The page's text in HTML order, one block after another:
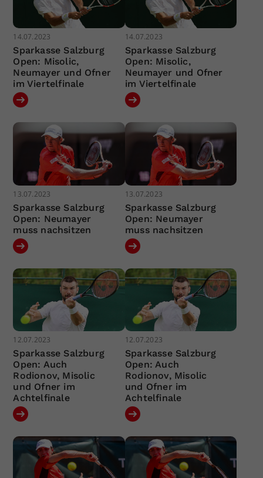
14.07.2023
Sparkasse Salzburg
Open: Misolic,
Neumayer und Ofner
im Viertelfinale
14.07.2023
Sparkasse Salzburg
Open: Misolic,
Neumayer und Ofner
im Viertelfinale
13.07.2023
Sparkasse Salzburg
Open: Neumayer
muss nachsitzen
13.07.2023
Sparkasse Salzburg
Open: Neumayer
muss nachsitzen
12.07.2023
Sparkasse Salzburg
Open: Auch
Rodionov, Misolic
und Ofner im
Achtelfinale
12.07.2023
Sparkasse Salzburg
Open: Auch
Rodionov, Misolic
und Ofner im
Achtelfinale